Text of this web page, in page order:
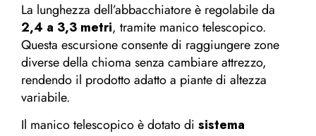
La lunghezza dell’abbacchiatore è regolabile da
2,4 a 3,3 metri, tramite manico telescopico.
Questa escursione consente di raggiungere zone
diverse della chioma senza cambiare attrezzo,
rendendo il prodotto adatto a piante di altezza
variabile.
Il manico telescopico è dotato di sistema